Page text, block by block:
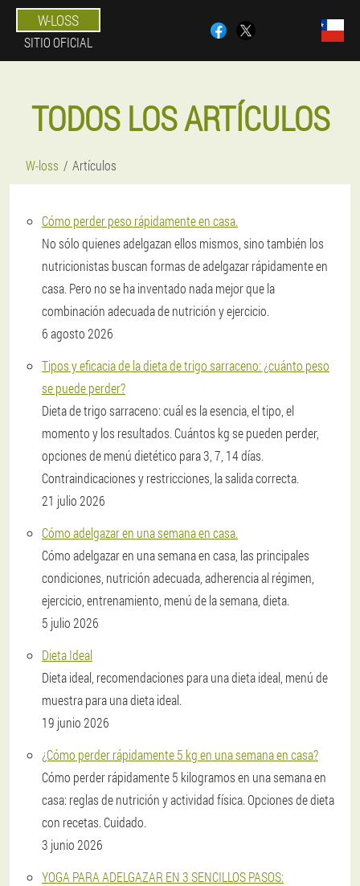
W-LOSS
SITIO OFICIAL
TODOS LOS ARTÍCULOS
W-loss Artículos
Cómo perder peso rápidamente en casa.
No sólo quienes adelgazan ellos mismos, sino también los
nutricionistas buscan formas de adelgazar rápidamente en
casa. Pero no se ha inventado nada mejor que la
combinación adecuada de nutrición y ejercicio.
6 agosto 2026
Tipos y eficacia de la dieta de trigo sarraceno: ¿cuánto peso
se puede perder?
Dieta de trigo sarraceno: cuál es la esencia, el tipo, el
momento y los resultados. Cuántos kg se pueden perder,
opciones de menú dietético para 3, 7, 14 días.
Contraindicaciones y restricciones, la salida correcta.
21 julio 2026
Cómo adelgazar en una semana en casa.
Cómo adelgazar en una semana en casa, las principales
condiciones, nutrición adecuada, adherencia al régimen,
ejercicio, entrenamiento, menú de la semana, dieta.
5 julio 2026
Dieta Ideal
Dieta ideal, recomendaciones para una dieta ideal, menú de
muestra para una dieta ideal.
19 junio 2026
¿Cómo perder rápidamente 5 kg en una semana en casa?
Cómo perder rápidamente 5 kilogramos en una semana en
casa: reglas de nutrición y actividad física. Opciones de dieta
con recetas. Cuidado.
3 junio 2026
YOGA PARA ADELGAZAR EN 3 SENCILLOS PASOS: